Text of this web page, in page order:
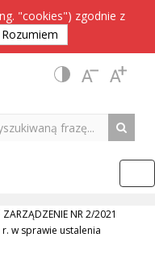
"cookies") zgodnie z
Rozumiem
ZARZĄDZENIE NR 2/2021
r. w sprawie ustalenia